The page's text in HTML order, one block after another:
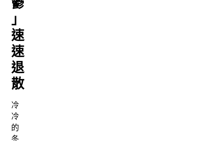
」
速
速
退
散
冷
冷
的
冬